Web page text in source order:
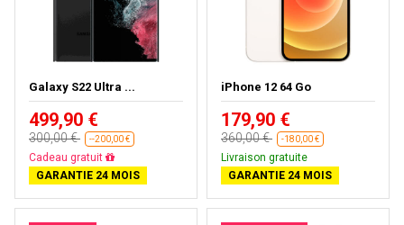
Galaxy S22 Ultra ...
499,90 €
300,00 € --200,00 €
Cadeau gratuit
GARANTIE 24 MOIS
iPhone 12 64 Go
179,90 €
360,00 € -180,00 €
Livraison gratuite
GARANTIE 24 MOIS